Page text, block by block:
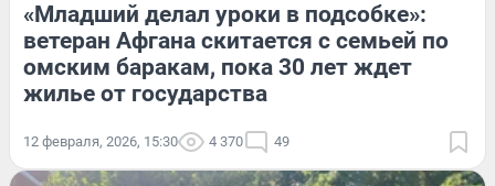
«Младший делал уроки в подсобке»:
ветеран Афгана скитается с семьей по
омским баракам, пока 30 лет ждет
жилье от государства
12 февраля, 2026, 15:30 4 370 49